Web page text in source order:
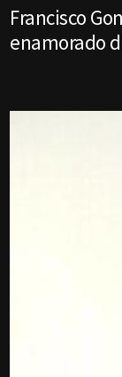
Francisco
enamorado